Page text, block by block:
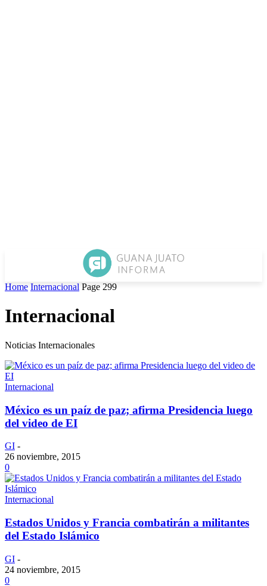
Home Internacional Page 299
Internacional
Noticias Internacionales
Internacional
México es un paíz de paz; afirma Presidencia luego
del video de EI
GI -
26 noviembre, 2015
0
Internacional
Estados Unidos y Francia combatirán a militantes
del Estado Islámico
GI -
24 noviembre, 2015
0